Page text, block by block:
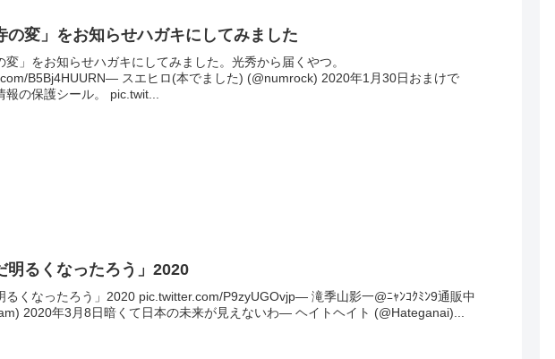
の変」をお知らせハガキにしてみました
変」をお知らせハガキにしてみました。光秀から届くやつ。
B5Bj4HUURN— スエヒロ(本でました) (@numrock) 2020年1月30日おまけで
報の保護シール。 pic.twit...
明るくなったろう」2020
るくなったろう」2020 pic.twitter.com/P9zyUGOvjp— 滝季山影一@ﾆｬﾝｺｸﾐﾝ9通販中
2020年3月8日暗くて日本の未来が見えないわ— ヘイトヘイト (@Hateganai)...